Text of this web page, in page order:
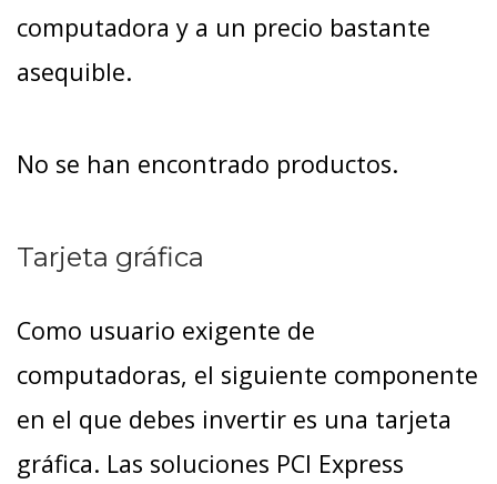
computadora y a un precio bastante
asequible.
No se han encontrado productos.
Tarjeta gráfica
Como usuario exigente de
computadoras, el siguiente componente
en el que debes invertir es una tarjeta
gráfica. Las soluciones PCI Express